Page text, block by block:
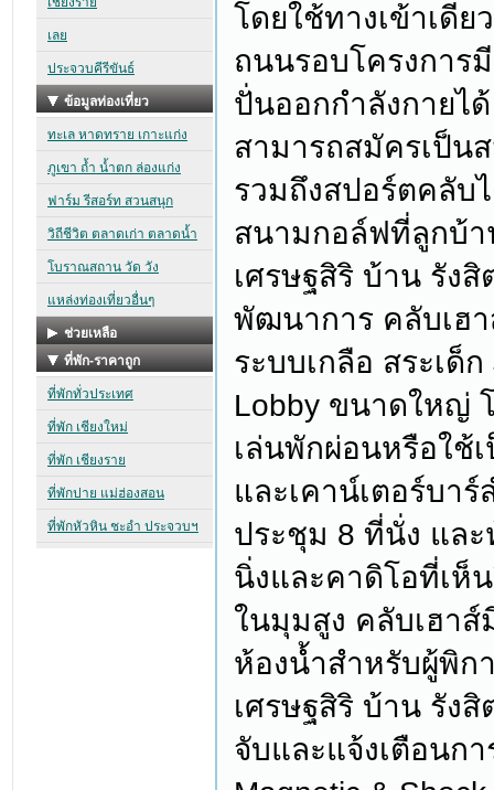
โดยใช้ทางเข้าเดี
ถนนรอบโครงการ
ปั่นออกกำลังกายไ
สามารถสมัครเป็น
รวมถึงสปอร์ตคลับ
สนามกอล์ฟที่ลูกบ้า
เศรษฐสิริ บ้าน รัง
พัฒนาการ คลับเฮ
ระบบเกลือ สระเด็
Lobby ขนาดใหญ่
เล่นพักผ่อนหรือใช้
และเคาน์เตอร์บา
ประชุม 8 ที่นั่ง แล
นิ่งและคาดิโอที่เห็
ในมุมสูง คลับเฮาส์
ห้องน้ำสำหรับผู้พิก
เศรษฐสิริ บ้าน รัง
จับและแจ้งเตือน